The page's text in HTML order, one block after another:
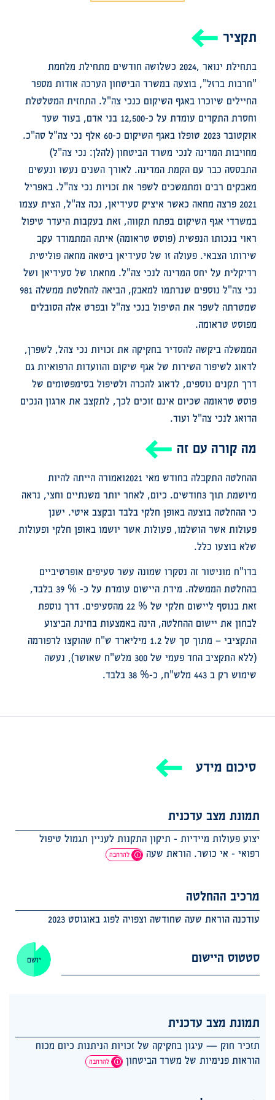
תקציר
בתחילת ינואר ,2024 כשלושה חודשים מתחילת מלחמת
"חרבות ברזל", בוצעה במשרד הביטחון הערכה אודות מספר
החיילים שיוכרו באגף השיקום כנכי צה"ל. התחזית המטלטלת
וחסרת התקדים עומדת על כ-12,500 בני אדם, בעוד שעד
אוקטובר 2023 טופלו באגף השיקום כ-60 אלף נכי צה"ל סה"כ.
מחויבות המדינה לנכי משרד הביטחון (להלן: נכי צה"ל)
התבססה כבר עם הקמת המדינה. לאורך השנים נעשו ונעשים
מאבקים רבים ומתמשכים לשפר את זכויות נכי צה"ל. באפריל
2021 פרצה מחאה כאשר איציק סעידיאן, נכה צה"ל, הצית עצמו
במשרדי אגף השיקום בפתח תקווה, זאת בעקבות היעדר טיפול
ראוי בנכותו הנפשית (פוסט טראומה) איתה המתמודד עקב
שירותו הצבאי. פעולה זו של סעידיאן ביטאה מחאה פוליטית
רדיקלית על יחס המדינה לנכי צה"ל. מחאתו של סעידיאן ושל
נכי צה"ל נוספים שנרתמו למאבק, הביאה להחלטת ממשלה 981
שמטרתה לשפר את הטיפול בנכי צה"ל ובפרט אלה הסובלים
מפוסט טראומה.
הממשלה ביקשה להסדיר בחקיקה את זכויות נכי צהל, לשפרן,
לדאוג לשיפור השירות של אגף שיקום והוועדות הרפואיות גם
דרך תקנים נוספים, לדאוג להכרה ולטיפול בסימפטומים של
פוסט טראומה שכיום אינם זוכים לכך, לתקצב את ארגון הנכים
הדואג לנכי צה"ל ועוד.
מה קורה עם זה
ההחלטה התקבלה בחודש מאי 2021ואמורה הייתה להיות
מיושמת תוך 3חודשים. כיום, לאחר יותר משנתיים וחצי, נראה
כי ההחלטה בוצעה באופן חלקי בלבד ובקצב איטי. ישנן
פעולות אשר הושלמו, פעולות אשר יושמו באופן חלקי ופעולות
שלא בוצעו כלל.
בדו"ח מוניטור זה נסקרו שמונה עשר סעיפים אופרטיביים
בהחלטת הממשלה. מידת היישום עומדת על כ- % 39 בלבד,
זאת בנוסף ליישום חלקי של % 22 מהסעיפים. דרך נוספת
לבחון את יישום ההחלטה, הינה באמצעות בחינת הביצוע
התקציבי – מתוך סך של 1.2 מיליארד ש"ח שהוקצו לרפורמה
(ללא התקציב החד פעמי של 300 מלש"ח שאושר), נעשה
שימוש רק ב 443 מלש"ח, כ-% 38 בלבד.
סיכום מידע
תמונת מצב עדכנית
יצוע פעולות מיידיות - תיקון התקנות לעניין תגמול טיפול
רפואי - אי כושר. הוראת שעה
להרחבה
מרכיב ההחלטה
עודכנה הוראת שעה שחודשה וצפויה לפוג באוגוסט 2023
סטטוס היישום יושם
תמונת מצב עדכנית
תזכיר חוק — עיגון בחקיקה של זכויות הניתנות כיום מכוח
הוראות פנימיות של משרד הביטחון
להרחבה